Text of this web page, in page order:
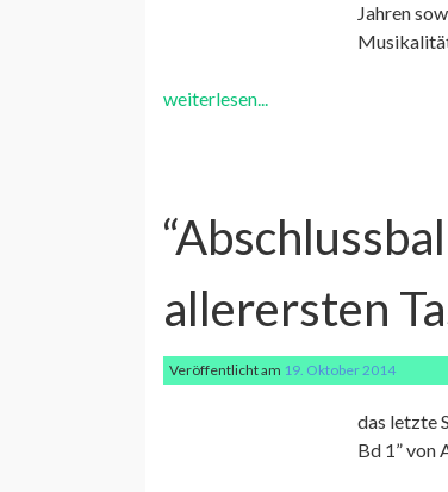
Jahren
weiterlesen...
allerersten
Veröffentlicht am 19. Oktober 2014
das letzte
Bd 1” von